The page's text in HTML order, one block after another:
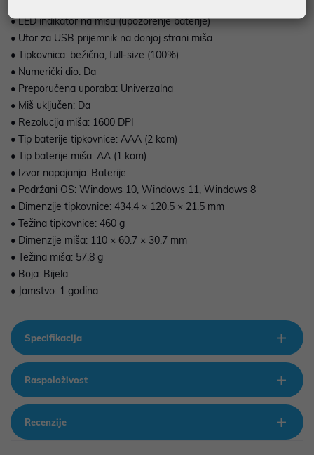
• LED indikator na mišu (upozorenje baterije)
• Utor za USB prijemnik na donjoj strani miša
• Tipkovnica: bežična, full-size (100%)
• Numerički dio: Da
• Preporučena uporaba: Univerzalna
• Miš uključen: Da
• Rezolucija miša: 1600 DPI
• Tip baterije tipkovnice: AAA (2 kom)
• Tip baterije miša: AA (1 kom)
• Izvor napajanja: Baterije
• Podržani OS: Windows 10, Windows 11, Windows 8
• Dimenzije tipkovnice: 434.4 × 120.5 × 21.5 mm
• Težina tipkovnice: 460 g
• Dimenzije miša: 110 × 60.7 × 30.7 mm
• Težina miša: 57.8 g
• Boja: Bijela
• Jamstvo: 1 godina
Specifikacija
Raspoloživost
Recenzije